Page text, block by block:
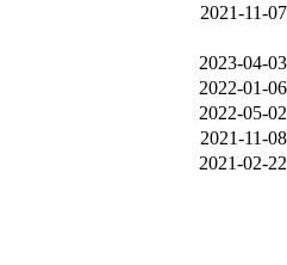
2021-11-07
2023-04-03
2022-01-06
2022-05-02
2021-11-08
2021-02-22